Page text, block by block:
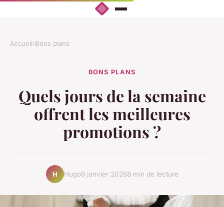
Accueil›Bons plans
BONS PLANS
Quels jours de la semaine
offrent les meilleures
promotions ?
H Hugo9 janvier 20268 min de lecture